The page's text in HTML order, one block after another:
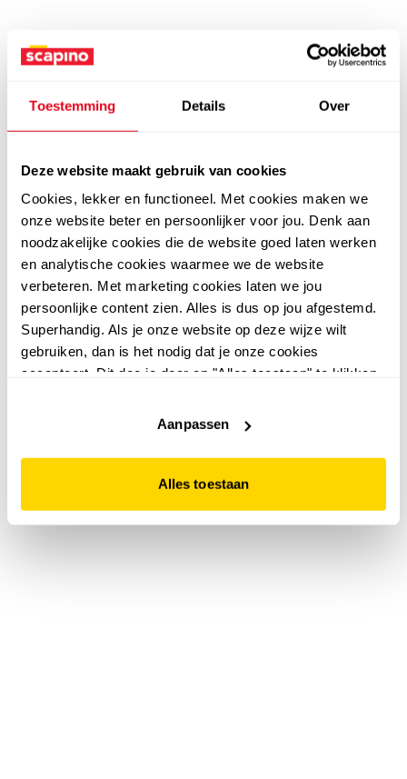
Toestemming Details Over
Deze website maakt gebruik van cookies
Cookies, lekker en functioneel. Met cookies maken we
onze website beter en persoonlijker voor jou. Denk aan
noodzakelijke cookies die de website goed laten werken
en analytische cookies waarmee we de website
verbeteren. Met marketing cookies laten we jou
persoonlijke content zien. Alles is dus op jou afgestemd.
Superhandig. Als je onze website op deze wijze wilt
gebruiken, dan is het nodig dat je onze cookies
accepteert. Dit doe je door op "Alles toestaan" te klikken.
website niet optimaal functioneert.
Aanpassen
Alles toestaan